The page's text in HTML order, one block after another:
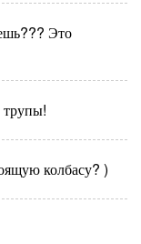
Это
колбасу? )